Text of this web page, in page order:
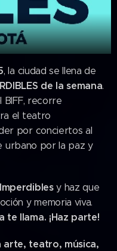
, la ciudad se llena de
de la semana.
BIFF, recorre
el teatro
por conciertos al
urbano por la paz y
y haz que
y memoria viva.
llama. ¡Haz parte!
arte, teatro, música,